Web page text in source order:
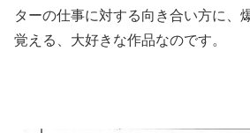
ターの仕事に対する向き合い方に、
覚える、大好きな作品なのです。